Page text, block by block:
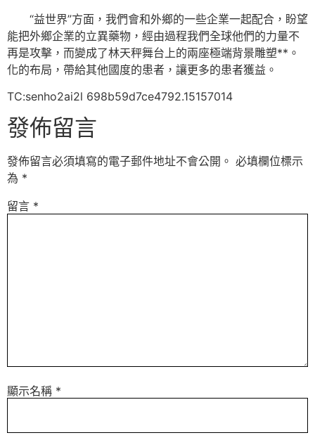
“益世界”方面，我們會和外鄉的一些企業一起配合，盼望
能把外鄉企業的立異藥物，經由過程我們全球他們的力量不
再是攻擊，而變成了林天秤舞台上的兩座極端背景雕塑**。
化的布局，帶給其他國度的患者，讓更多的患者獲益。
TC:senho2ai2l 698b59d7ce4792.15157014
發佈留言
發佈留言必須填寫的電子郵件地址不會公開。 必填欄位標示
為 *
留言 *
顯示名稱 *